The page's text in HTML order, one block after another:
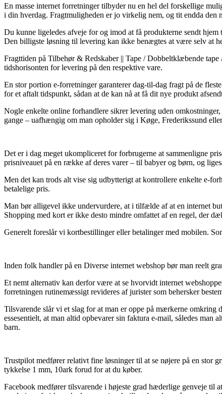
En masse internet forretninger tilbyder nu en hel del forskellige
i din hverdag. Fragtmuligheden er jo virkelig nem, og tit endda
Du kunne ligeledes afveje for og imod at få produkterne sendt
Den billigste løsning til levering kan ikke benægtes at være selv at
Fragttiden på Tilbehør & Redskaber || Tape / Dobbeltklæbende
tidshorisonten for levering på den respektive vare.
En stor portion e-forretninger garanterer dag-til-dag fragt på de
for et aftalt tidspunkt, sådan at de kan nå at få dit nye produkt
Nogle enkelte online forhandlere sikrer levering uden
gange – uafhængig om man opholder sig i Køge, Frederikssund
Det er i dag meget ukompliceret for forbrugerne at sammenligne
prisniveauet på en række af deres varer – til babyer og børn, og
Men det kan trods alt vise sig udbytterigt at kontrollere enkelte e-
betalelige pris.
Man bør alligevel ikke undervurdere, at i tilfælde af at en internet
Shopping med kort er ikke desto mindre omfattet af en regel, der
Generelt foreslår vi kortbestillinger eller betalinger med mobilen.
Inden folk handler på en Diverse internet webshop bør man reelt
Et nemt alternativ kan derfor være at se hvorvidt internet
forretningen rutinemæssigt revideres af jurister som behersker
Tilsvarende slår vi et slag for at man er oppe på mærkerne
essesentielt, at man altid opbevarer sin faktura e-mail, således
barn.
Trustpilot medfører relativt fine løsninger til at se nøjere på en stor
tykkelse 1 mm, 10ark forud for at du køber.
Facebook medfører tilsvarende i højeste grad hæderlige genveje til